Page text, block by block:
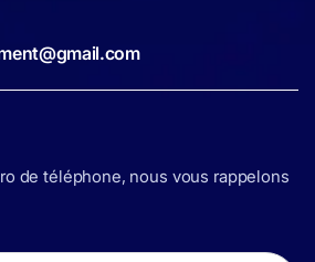
de téléphone, nous vous rappelons